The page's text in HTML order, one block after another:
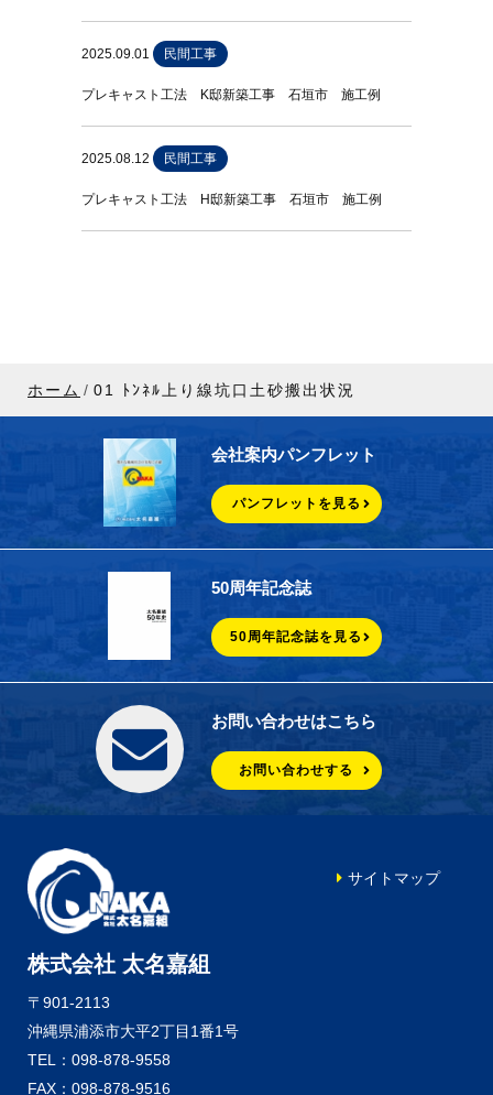
2025.09.01 民間工事
プレキャスト工法 K邸新築工事 石垣市 施工例
2025.08.12 民間工事
プレキャスト工法 H邸新築工事 石垣市 施工例
ホーム 01 ﾄﾝﾈﾙ上り線坑口土砂搬出状況
会社案内パンフレット
パンフレットを見る
50周年記念誌
50周年記念誌を見る
お問い合わせはこちら
お問い合わせする
株式会社 太名嘉組
〒901-2113
沖縄県浦添市大平2丁目1番1号
TEL：098-878-9558
FAX：098-878-9516
サイトマップ